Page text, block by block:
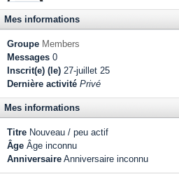
Mes informations
Groupe Members
Messages 0
Inscrit(e) (le) 27-juillet 25
Dernière activité Privé
Mes informations
Titre Nouveau / peu actif
Âge Âge inconnu
Anniversaire Anniversaire inconnu